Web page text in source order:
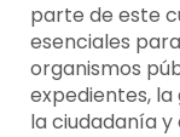
parte de este
esenciales
organismos
expedientes,
la ciudadanía